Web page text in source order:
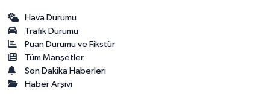
Hava Durumu
Trafik Durumu
Puan Durumu ve Fikstür
Tüm Manşetler
Son Dakika Haberleri
Haber Arşivi